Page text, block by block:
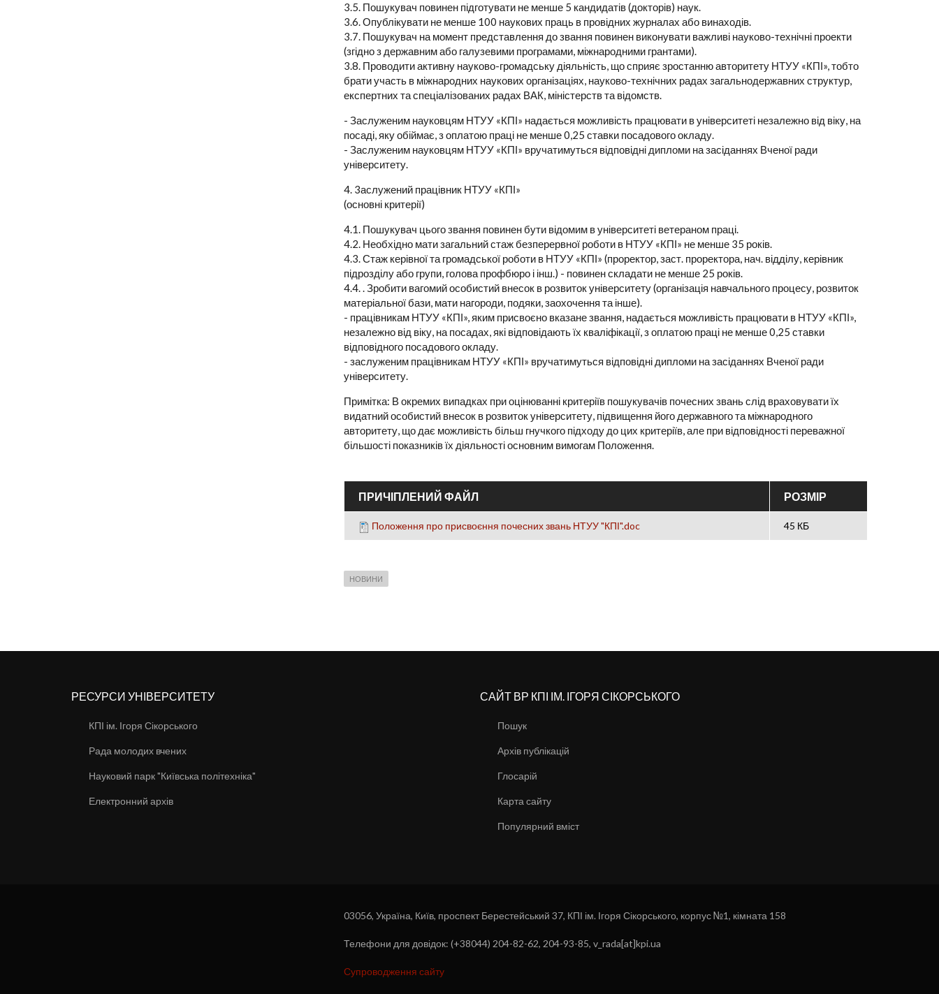
3.5. Пошукувач повинен підготувати не менше 5 кандидатів (докторів) наук.
3.6. Опублікувати не менше 100 наукових праць в провідних журналах або винаходів.
3.7. Пошукувач на момент представлення до звання повинен виконувати важливі науково-технічні проекти
(згідно з державним або галузевими програмами, міжнародними грантами).
3.8. Проводити активну науково-громадську діяльність, що сприяє зростанню авторитету НТУУ «КПІ», тобто
брати участь в міжнародних наукових організаціях, науково-технічних радах загальнодержавних структур,
експертних та спеціалізованих радах ВАК, міністерств та відомств.
- Заслуженим науковцям НТУУ «КПІ» надається можливість працювати в університеті незалежно від віку, на
посаді, яку обіймає, з оплатою праці не менше 0,25 ставки посадового окладу.
- Заслуженим науковцям НТУУ «КПІ» вручатимуться відповідні дипломи на засіданнях Вченої ради
університету.
4. 3аслужений працівник НТУУ «КПІ»
(основні критерії)
4.1. Пошукувач цього звання повинен бути відомим в університеті ветераном праці.
4.2. Необхідно мати загальний стаж безперервної роботи в НТУУ «КПІ» не менше 35 років.
4.3. Стаж керівної та громадської роботи в НТУУ «КПІ» (проректор, заст. проректора, нач. відділу, керівник
підрозділу або групи, голова профбюро і інш.) - повинен складати не менше 25 років.
4.4. . Зробити вагомий особистий внесок в розвиток університету (організація навчального процесу, розвиток
матеріальної бази, мати нагороди, подяки, заохочення та інше).
- працівникам НТУУ «КПІ», яким присвоєно вказане звання, надається можливість працювати в НТУУ «КПІ»,
незалежно від віку, на посадах, які відповідають їх кваліфікації, з оплатою праці не менше 0,25 ставки
відповідного посадового окладу.
- заслуженим працівникам НТУУ «КПІ» вручатимуться відповідні дипломи на засіданнях Вченої ради
університету.
Примітка: В окремих випадках при оцінюванні критеріїв пошукувачів почесних звань слід враховувати їх
видатний особистий внесок в розвиток університету, підвищення його державного та міжнародного
авторитету, що дає можливість більш гнучкого підходу до цих критеріїв, але при відповідності переважної
більшості показників їх діяльності основним вимогам Положення.
ПРИЧІПЛЕНИЙ ФАЙЛ РОЗМІР
Положення про присвоєння почесних звань НТУУ "КПІ".doc 45 КБ
НОВИНИ
РЕСУРСИ УНІВЕРСИТЕТУ
КПІ ім. Ігоря Сікорського
Рада молодих вчених
Науковий парк "Київська політехніка"
Електронний архів
САЙТ ВР КПІ ІМ. ІГОРЯ СІКОРСЬКОГО
Пошук
Архів публікацій
Глосарій
Карта сайту
Популярний вміст
03056, Україна, Київ, проспект Берестейський 37, КПІ ім. Ігоря Сікорського, корпус №1, кімната 158
Телефони для довідок: (+38044) 204-82-62, 204-93-85, v_rada[at]kpi.ua
Супроводження сайту